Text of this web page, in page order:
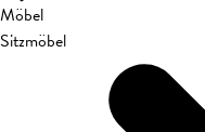
Möbel
Sitzmöbel